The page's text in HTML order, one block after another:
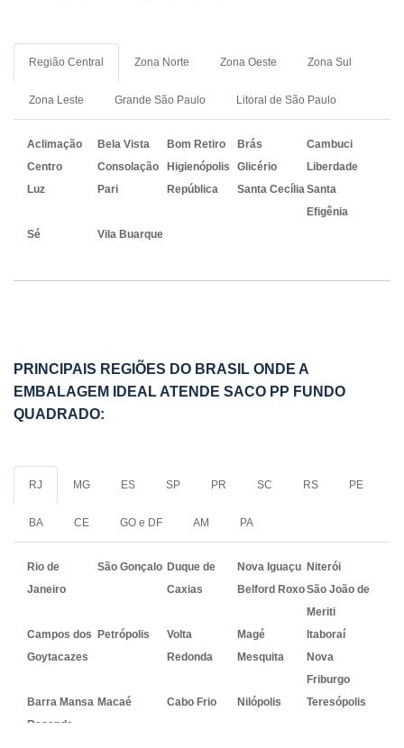
Região Central Zona Norte Zona Oeste Zona Sul
Zona Leste Grande São Paulo Litoral de São Paulo
Aclimação Bela Vista Bom Retiro Brás
Cambuci
Centro
Consolação Higienópolis Glicério
Liberdade
Luz
Pari República Santa CecíliaSanta
Efigênia
Sé
Vila Buarque
PRINCIPAIS REGIÕES DO BRASIL ONDE A
EMBALAGEM IDEAL ATENDE SACO PP FUNDO
QUADRADO:
RJ MG ES SP PR SC RS PE
BA CE GO e DF AM PA
Rio de
Janeiro
São Gonçalo Duque de
Caxias
Nova Iguaçu Niterói
Belford RoxoSão João de
Meriti
Campos dos
Goytacazes
Petrópolis
Volta
Redonda
Magé
Itaboraí
Mesquita
Nova
Friburgo
Barra Mansa Macaé Cabo Frio Nilópolis
Teresópolis
Resende